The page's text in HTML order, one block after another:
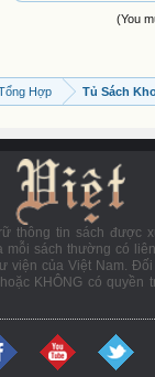
(You
Hợp Tủ Sách
thông tin sách được
mỗi sách thường có
viện của Việt Nam.
KHÔNG có quyền